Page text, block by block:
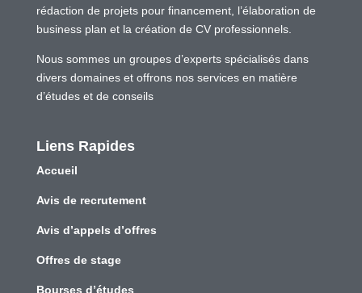
rédaction de projets pour financement, l’élaboration de
business plan et la création de CV professionnels.
Nous sommes un groupes d’experts spécialisés dans
divers domaines et offrons nos services en matière
d’études et de conseils
Liens Rapides
Accueil
Avis de recrutement
Avis d’appels d’offres
Offres de stage
Bourses d’études